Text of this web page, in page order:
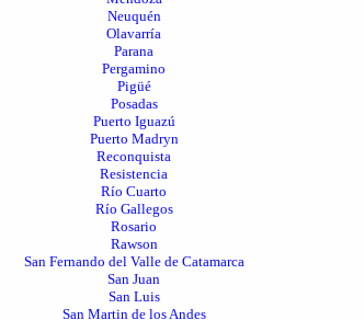
Neuquén
Olavarría
Parana
Pergamino
Pigüé
Posadas
Puerto Iguazú
Puerto Madryn
Reconquista
Resistencia
Río Cuarto
Río Gallegos
Rosario
Rawson
San Fernando del Valle de Catamarca
San Juan
San Luis
San Martin de los Andes